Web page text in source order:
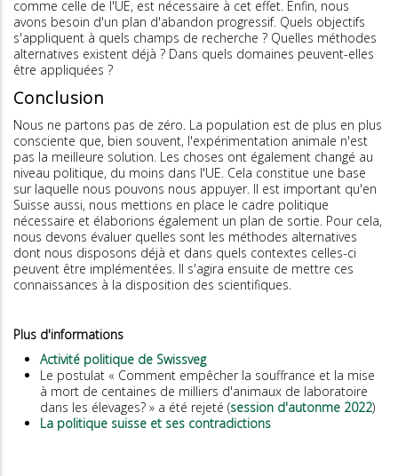
comme celle de l'UE, est nécessaire à cet effet. Enfin, nous
avons besoin d'un plan d'abandon progressif. Quels objectifs
s'appliquent à quels champs de recherche ? Quelles méthodes
alternatives existent déjà ? Dans quels domaines peuvent-elles
être appliquées ?
Conclusion
Nous ne partons pas de zéro. La population est de plus en plus
consciente que, bien souvent, l'expérimentation animale n'est
pas la meilleure solution. Les choses ont également changé au
niveau politique, du moins dans l'UE. Cela constitue une base
sur laquelle nous pouvons nous appuyer. Il est important qu'en
Suisse aussi, nous mettions en place le cadre politique
nécessaire et élaborions également un plan de sortie. Pour cela,
nous devons évaluer quelles sont les méthodes alternatives
dont nous disposons déjà et dans quels contextes celles-ci
peuvent être implémentées. Il s'agira ensuite de mettre ces
connaissances à la disposition des scientifiques.
Plus d'informations
Activité politique de Swissveg
Le postulat « Comment empêcher la souffrance et la mise
à mort de centaines de milliers d'animaux de laboratoire
dans les élevages? » a été rejeté (session d'autonme 2022)
La politique suisse et ses contradictions